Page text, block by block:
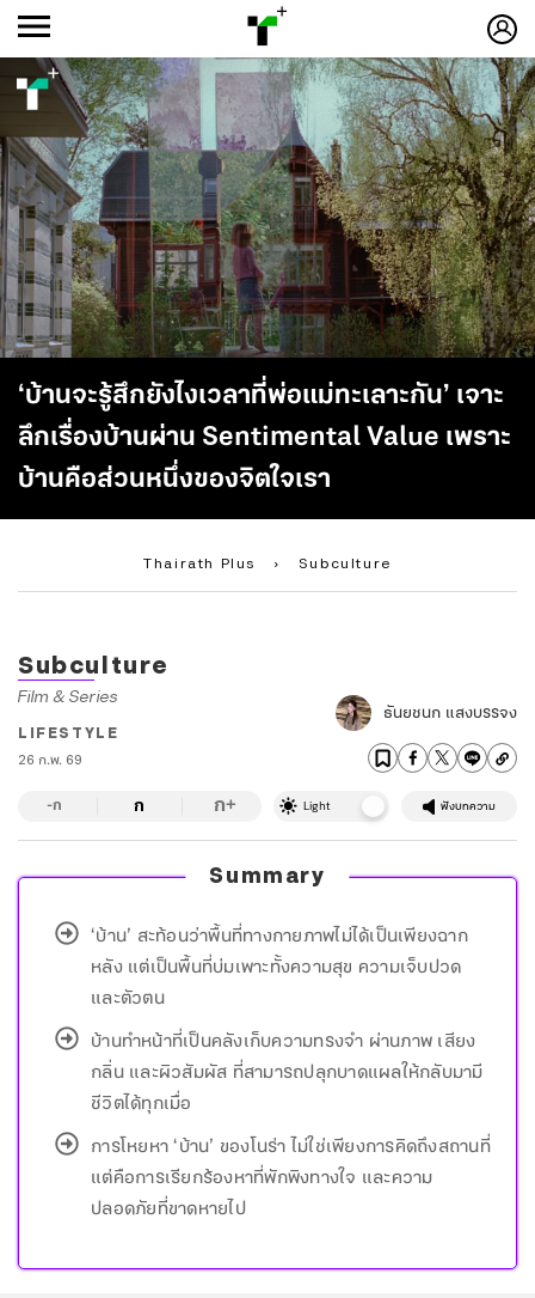
‘บ้านจะรู้สึกยังไงเวลาที่พ่อแม่ทะเลาะกัน’ เจาะ
ลึกเรื่องบ้านผ่าน Sentimental Value เพราะ
บ้านคือส่วนหนึ่งของจิตใจเรา
Thairath Plus › Subculture
-ก
Subculture
Film & Series
LIFESTYLE
26 ก.พ. 69
ธันยชนก แสงบรรจง
-ก ก ก+ Light ฟังบทความ
Summary
‘บ้าน’ สะท้อนว่าพื้นที่ทางกายภาพไม่ได้เป็นเพียงฉาก
หลัง แต่เป็นพื้นที่บ่มเพาะทั้งความสุข ความเจ็บปวด
และตัวตน
บ้านทำหน้าที่เป็นคลังเก็บความทรงจำ ผ่านภาพ เสียง
กลิ่น และผิวสัมผัส ที่สามารถปลุกบาดแผลให้กลับมามี
ชีวิตได้ทุกเมื่อ
การโหยหา ‘บ้าน’ ของโนร่า ไม่ใช่เพียงการคิดถึงสถานที่
แต่คือการเรียกร้องหาที่พักพิงทางใจ และความ
ปลอดภัยที่ขาดหายไป